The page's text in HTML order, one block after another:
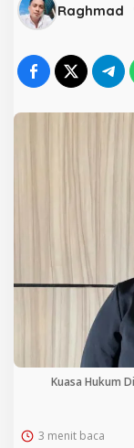
Raghmad
Kuasa Hukum
3 menit baca